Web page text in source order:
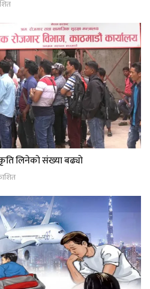
लिनेको संख्या बढ्याे